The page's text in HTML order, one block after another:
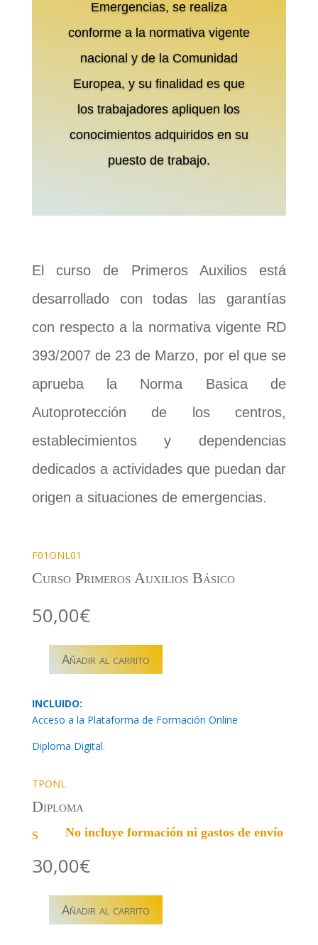
Emergencias, se realiza
conforme a la normativa vigente
nacional y de la Comunidad
Europea, y su finalidad es que
los trabajadores apliquen los
conocimientos adquiridos en su
puesto de trabajo.
El curso de Primeros Auxilios está
desarrollado con todas las garantías
con respecto a la normativa vigente RD
393/2007 de 23 de Marzo, por el que se
aprueba la Norma Basica de
Autoprotección de los centros,
establecimientos y dependencias
dedicados a actividades que puedan dar
origen a situaciones de emergencias.
F01ONL01
Curso Primeros Auxilios Básico
50,00€
F01ONL01
PRIMEROS
AUXILIOS
cantidad
Añadir al carrito
INCLUIDO:
Acceso a la Plataforma de Formación Online
Diploma Digital.
TPONL
Diploma
s
No incluye formación ni gastos de envío
30,00€
TitulaciónAñadir al carrito